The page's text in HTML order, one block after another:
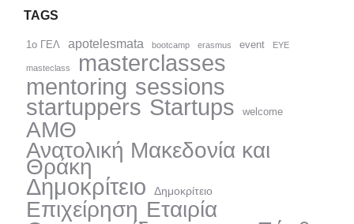
TAGS
1ο ΓΕΛ apotelesmata bootcamp erasmus event EYE
masteclass masterclasses
mentoring sessions
startuppers Startups welcome
ΑΜΘ
Ανατολική Μακεδονία και
Θράκη
Δημοκρίτειo
Δημοκρίτειο
Επιχείρηση Εταιρία